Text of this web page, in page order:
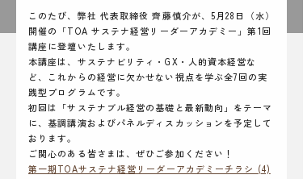
CSR
シニア向け
採用情報
このたび、弊社 代表取締役 齊藤慎介が、5月28日（水）
開催の「TOA サステナ経営リーダーアカデミー」第1回
講座に登壇いたします。
本講座は、サステナビリティ・GX・人的資本経営な
ど、これからの経営に欠かせない視点を学ぶ全7回の実
践型プログラムです。
初回は「サステナブル経営の基礎と最新動向」をテーマ
に、基調講演およびパネルディスカッションを予定して
おります。
ご関心のある皆さまは、ぜひご参加ください！
第一期TOAサステナ経営リーダーアカデミーチラシ (4)